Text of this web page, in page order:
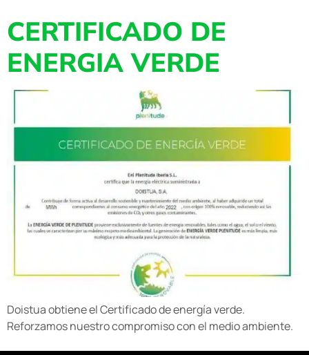
CERTIFICADO DE
ENERGIA VERDE
Doistua obtiene el Certificado de energía verde.
Reforzamos nuestro compromiso con el medio ambiente.